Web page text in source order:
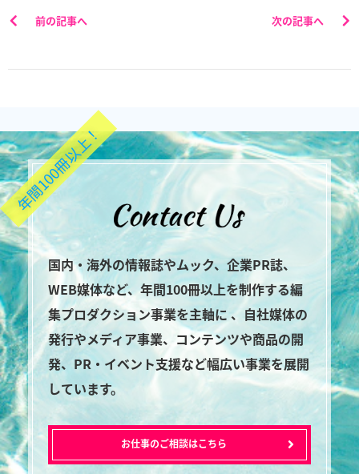
前の記事へ 次の記事へ
年間100冊以上！
国内・海外の情報誌やムック、企業PR誌、
WEB媒体など、年間100冊以上を制作する編
集プロダクション事業を主軸に 、自社媒体の
発行やメディア事業、コンテンツや商品の開
発、PR・イベント支援など幅広い事業を展開
しています。
お仕事のご相談はこちら